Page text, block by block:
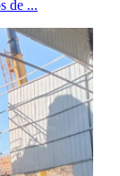
de ...